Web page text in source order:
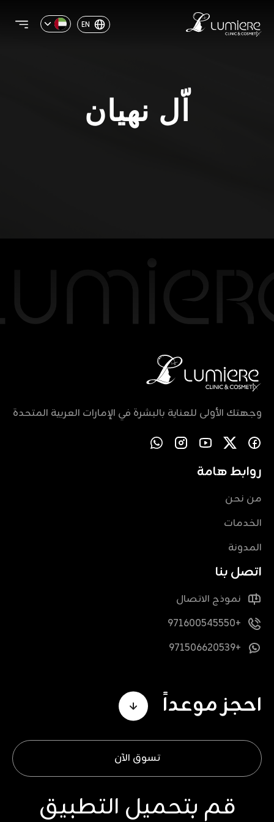
EN
اّل نهيان
وجهتك الأولى للعناية بالبشرة في الإمارات العربية المتحدة
روابط هامة
من نحن
الخدمات
المدونة
اتصل بنا
نموذج الاتصال
+971600545550
+971506620539
احجز موعداً
تسوق الآن
قم بتحميل التطبيق